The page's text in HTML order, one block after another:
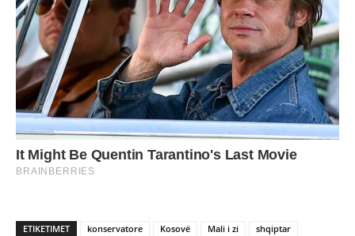
ETIKETIMET konservatore Kosovë Mali i zi shqiptar